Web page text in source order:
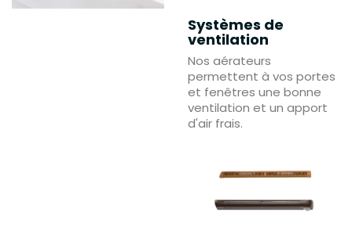
Systèmes de
ventilation
Nos aérateurs
permettent à vos portes
et fenêtres une bonne
ventilation et un apport
d'air frais.